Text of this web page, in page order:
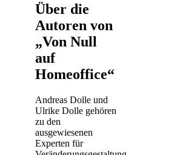
Über die
Autoren von
„Von Null
auf
Homeoffice“
Andreas Dolle und
Ulrike Dolle gehören
zu den
ausgewiesenen
Experten für